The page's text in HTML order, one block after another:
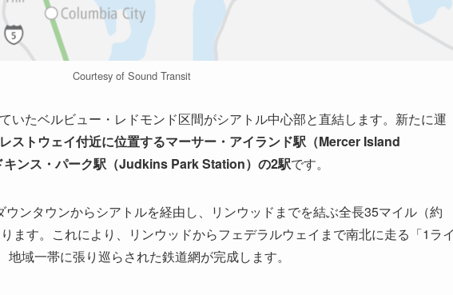
Courtesy of Sound Transit
いたベルビュー・レドモンド区間がシアトル中心部と直結します。新たに運
ストウェイ付近に位置するマーサー・アイランド駅（Mercer Island
ンス・パーク駅（Judkins Park Station）の2駅です。
ンタウンからシアトルを経由し、リンウッドまでを結ぶ全長35マイル（約
ます。これにより、リンウッドからフェデラルウェイまで南北に走る「1ラ
域一帯に張り巡らされた鉄道網が完成します。